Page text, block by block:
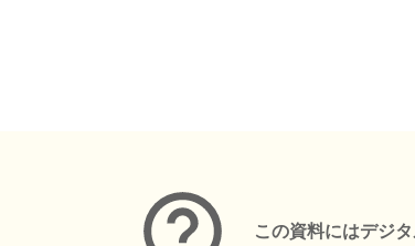
この資料にはデジ